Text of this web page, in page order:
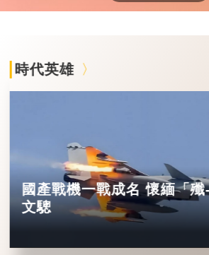
時代英雄
國產戰機一戰成名 懷緬「
文驄